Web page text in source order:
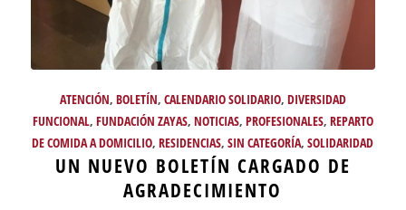
ATENCIÓN, BOLETÍN, CALENDARIO SOLIDARIO, DIVERSIDAD
FUNCIONAL, FUNDACIÓN ZAYAS, NOTICIAS, PROFESIONALES, REPARTO
DE COMIDA A DOMICILIO,RESIDENCIAS,SIN CATEGORÍA,SOLIDARIDAD
UN NUEVO BOLETÍN CARGADO DE
AGRADECIMIENTO